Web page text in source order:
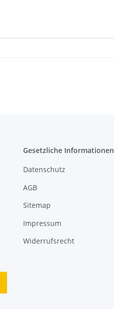
Gesetzliche Informationen
Datenschutz
AGB
Sitemap
Impressum
Widerrufsrecht